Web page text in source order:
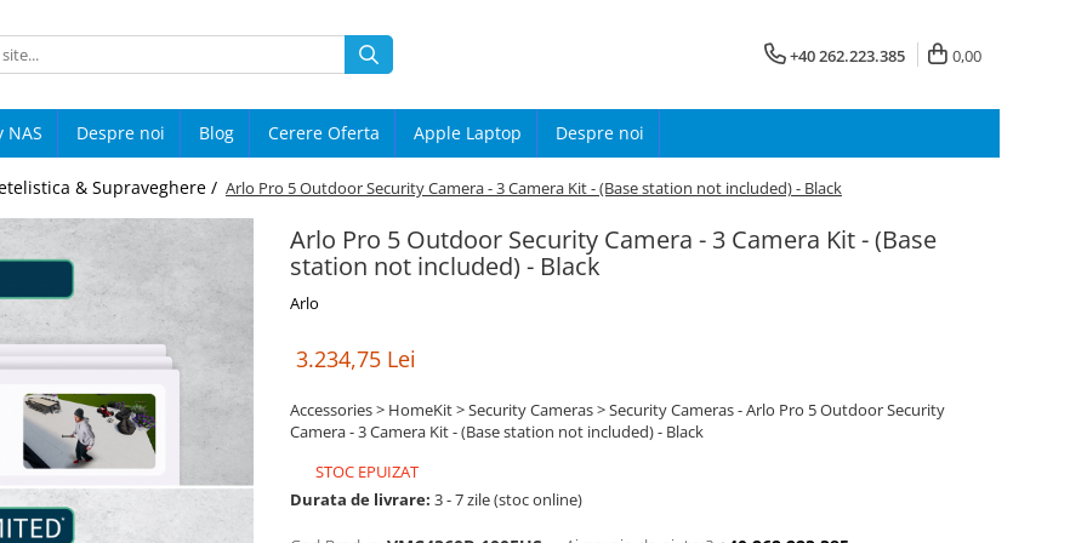
+40 262.223.385 0,00
NAS Despre noi Blog Cerere Oferta Apple Laptop Despre noi
& Supraveghere / Arlo Pro 5 Outdoor Security Camera - 3 Camera Kit - (Base station not included) - Black
Arlo Pro 5 Outdoor Security Camera - 3 Camera Kit - (Base
station not included) - Black
Arlo
3.234,75 Lei
Accessories > HomeKit > Security Cameras > Security Cameras - Arlo Pro 5 Outdoor Security
Camera - 3 Camera Kit - (Base station not included) - Black
STOC EPUIZAT
Durata de livrare: 3 - 7 zile (stoc online)